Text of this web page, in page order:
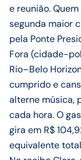
e reunião.
segunda maior
pela Ponte
Fora (cidade-
Rio–Belo
cumprido e
alterne música,
cada hora. O
gira em R$
equivalente